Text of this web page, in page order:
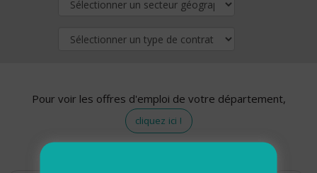
Pour voir les offres d'emploi de votre département,
cliquez ici !